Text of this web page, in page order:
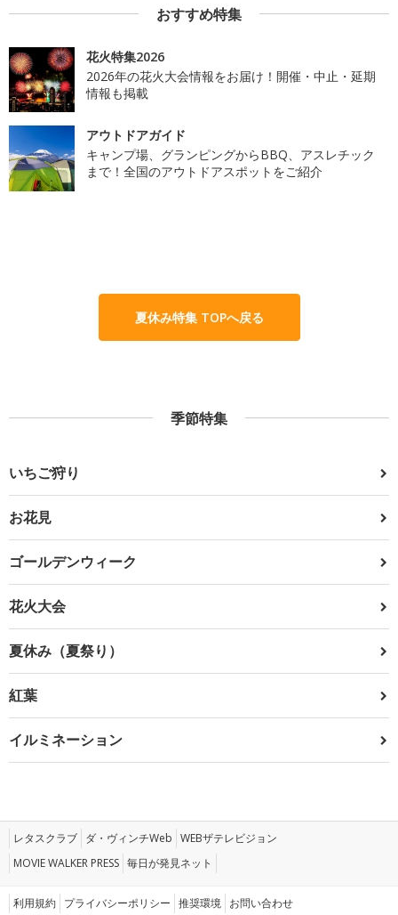
おすすめ特集
花火特集2026
2026年の花火大会情報をお届け！開催・中止・延期
情報も掲載
アウトドアガイド
キャンプ場、グランピングからBBQ、アスレチック
まで！全国のアウトドアスポットをご紹介
夏休み特集 TOPへ戻る
季節特集
いちご狩り
お花見
ゴールデンウィーク
花火大会
夏休み（夏祭り）
紅葉
イルミネーション
レタスクラブ ダ・ヴィンチWeb WEBザテレビジョン
MOVIE WALKER PRESS 毎日が発見ネット
利用規約 プライバシーポリシー 推奨環境 お問い合わせ